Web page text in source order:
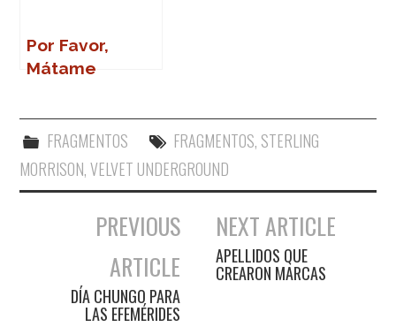
Por Favor,
Mátame
FRAGMENTOS FRAGMENTOS, STERLING
MORRISON,VELVET UNDERGROUND
Navegación de entradas
PREVIOUS
ARTICLE
DÍA CHUNGO PARA
LAS EFEMÉRIDES
NEXT ARTICLE
APELLIDOS QUE
CREARON MARCAS